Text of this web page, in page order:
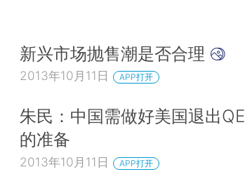
新兴市场抛售潮是否合理
2013年10月11日 APP打开
朱民：中国需做好美国退出QE
的准备
2013年10月11日 APP打开